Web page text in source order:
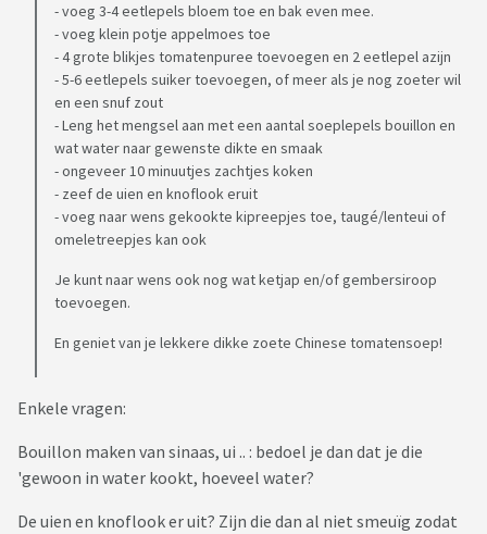
- voeg 3-4 eetlepels bloem toe en bak even mee.
- voeg klein potje appelmoes toe
- 4 grote blikjes tomatenpuree toevoegen en 2 eetlepel azijn
- 5-6 eetlepels suiker toevoegen, of meer als je nog zoeter wil
en een snuf zout
- Leng het mengsel aan met een aantal soeplepels bouillon en
wat water naar gewenste dikte en smaak
- ongeveer 10 minuutjes zachtjes koken
- zeef de uien en knoflook eruit
- voeg naar wens gekookte kipreepjes toe, taugé/lenteui of
omeletreepjes kan ook
Je kunt naar wens ook nog wat ketjap en/of gembersiroop
toevoegen.
En geniet van je lekkere dikke zoete Chinese tomatensoep!
Enkele vragen:
Bouillon maken van sinaas, ui .. : bedoel je dan dat je die
'gewoon in water kookt, hoeveel water?
De uien en knoflook er uit? Zijn die dan al niet smeuïg zodat